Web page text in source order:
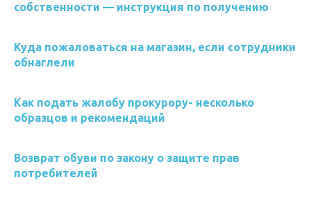
собственности — инструкция по получению
Куда пожаловаться на магазин, если сотрудники
обнаглели
Как подать жалобу прокурору- несколько
образцов и рекомендаций
Возврат обуви по закону о защите прав
потребителей